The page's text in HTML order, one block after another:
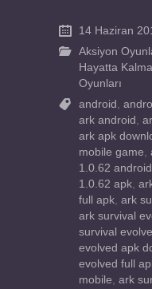
14 Haziran
Aksiyon
Hayatta
Oyunları
android ,
ark android ,
ark apk
mobile game,
1.0.62 android
1.0.62 apk,
full apk, ark
ark survival
survival
evolved apk
evolved full
mobile, ark